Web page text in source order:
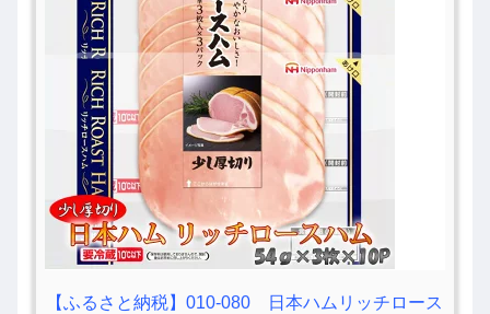
【ふるさと納税】010-080 日本ハムリッチロース